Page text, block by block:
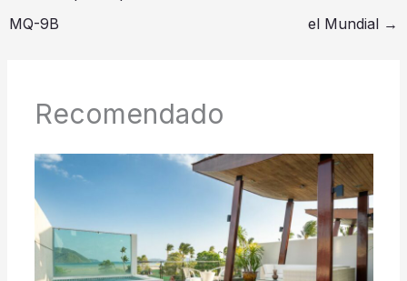
MQ-9B
el Mundial →
Recomendado